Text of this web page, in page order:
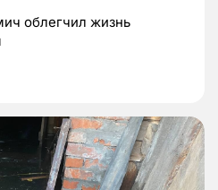
облегчил жизнь